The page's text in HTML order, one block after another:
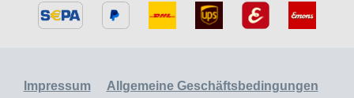
Impressum
Allgemeine Geschäftsbedingungen